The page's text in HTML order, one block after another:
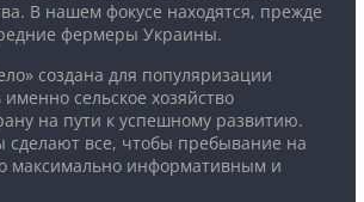
В нашем фокусе находятся, прежде
фермеры Украины.
создана для популяризации
сельское хозяйство
на пути к успешному развитию.
все, чтобы пребывание на
максимально информативным и